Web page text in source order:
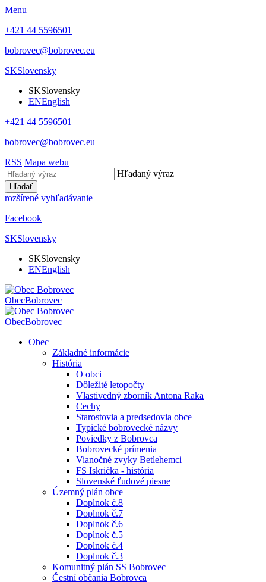
Menu
+421 44 5596501
bobrovec@bobrovec.eu
SKSlovensky
SKSlovensky
ENEnglish
+421 44 5596501
bobrovec@bobrovec.eu
RSS Mapa webu
Hľadaný výraz
Hľadať
rozšírené vyhľadávanie
Facebook
SKSlovensky
SKSlovensky
ENEnglish
ObecBobrovec
ObecBobrovec
Obec
Základné informácie
História
O obci
Dôležité letopočty
Vlastivedný zborník Antona Raka
Cechy
Starostovia a predsedovia obce
Typické bobrovecké názvy
Poviedky z Bobrovca
Bobrovecké prímenia
Vianočné zvyky Betlehemci
FS Iskrička - história
Slovenské ľudové piesne
Územný plán obce
Doplnok č.8
Doplnok č.7
Doplnok č.6
Doplnok č.5
Doplnok č.4
Doplnok č.3
Komunitný plán SS Bobrovec
Čestní občania Bobrovca